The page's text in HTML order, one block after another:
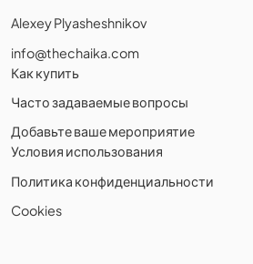
Alexey Plyasheshnikov
info@thechaika.com
Как купить
Часто задаваемые вопросы
Добавьте ваше мероприятие
Условия использования
Политика конфиденциальности
Cookies